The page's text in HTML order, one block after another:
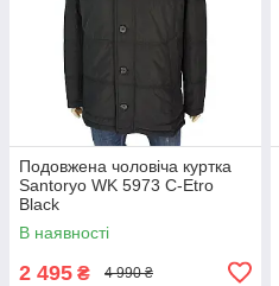
Подовжена чоловіча куртка
Santoryo WK 5973 C-Etro
Black
В наявності
2 495 ₴ 4 990 ₴